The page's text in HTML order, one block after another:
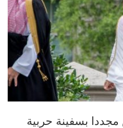
بسفينة حربية